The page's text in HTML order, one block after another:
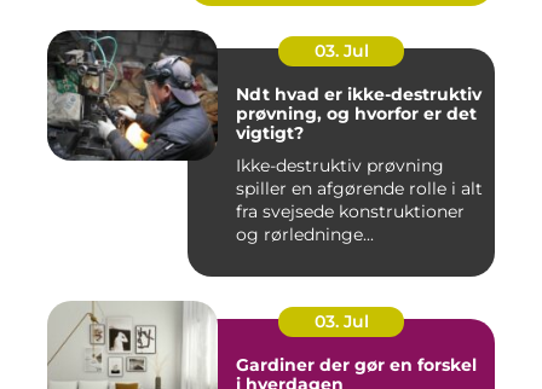
03. Jul
Ndt hvad er ikke-destruktiv
prøvning, og hvorfor er det
vigtigt?
Ikke-destruktiv prøvning
spiller en afgørende rolle i alt
fra svejsede konstruktioner
og rørledninge...
03. Jul
Gardiner der gør en forskel
i hverdagen